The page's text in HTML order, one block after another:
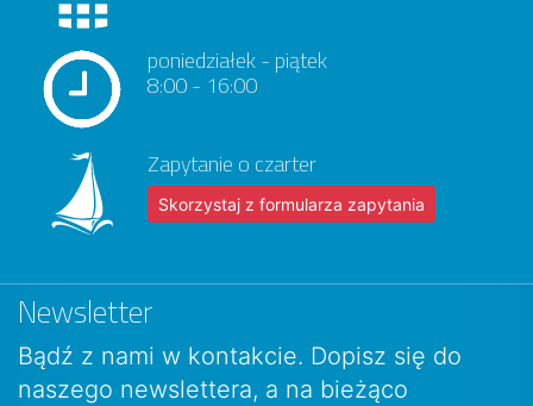
poniedziałek - piątek
8:00 - 16:00
Zapytanie o czarter
Skorzystaj z formularza zapytania
Newsletter
Bądź z nami w kontakcie. Dopisz się do
naszego newslettera, a na bieżąco